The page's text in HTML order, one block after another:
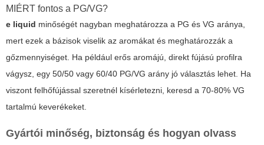
MIÉRT fontos a PG/VG?
e liquid minőségét nagyban meghatározza a PG és VG aránya,
mert ezek a bázisok viselik az aromákat és meghatározzák a
gőzmennyiséget. Ha például erős aromájú, direkt fújású profilra
vágysz, egy 50/50 vagy 60/40 PG/VG arány jó választás lehet. Ha
viszont felhőfújással szeretnél kísérletezni, keresd a 70-80% VG
tartalmú keverékeket.
Gyártói minőség, biztonság és hogyan olvass